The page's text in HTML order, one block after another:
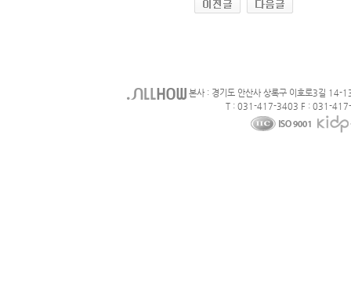
본사 : 경기도 안산사 상록구 이호로3길 14-
T : 031-417-3403 F : 031-